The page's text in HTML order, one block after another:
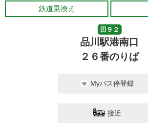
鉄道乗換え
田９２
品川駅港南口
２６番のりば
Myバス停登録
接近